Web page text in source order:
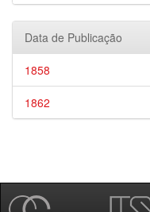
Data de Publicação
1858
1862